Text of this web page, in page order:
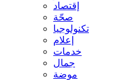
إقتصاد
صحّة
تكنولوجيا
إعلام
خدمات
جمال
موضة